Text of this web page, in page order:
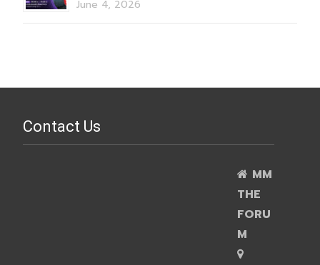
June 4, 2026
Contact Us
MM
THE
FORU
M